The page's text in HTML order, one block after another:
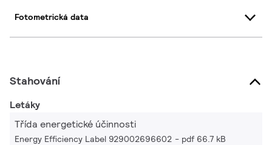
Fotometrická data
Stahování
Letáky
Třída energetické účinnosti
Energy Efficiency Label 929002696602 pdf 66.7 kB